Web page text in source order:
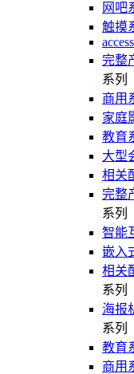
网吧
触摸
完整
系列
商用
家庭
教育
大型
相关
完整
系列
智能
嵌入
相关
系列
海报
系列
教育
商用